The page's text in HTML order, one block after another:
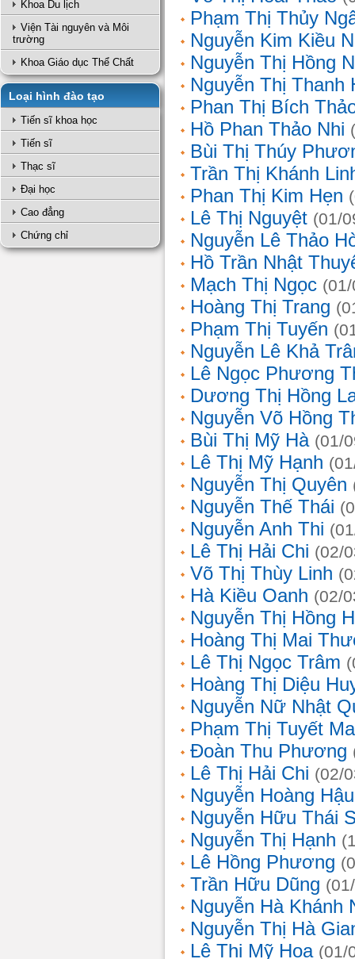
Khoa Du lịch
Viện Tài nguyên và Môi
trường
Khoa Giáo dục Thể Chất
Loại hình đào tạo
Tiến sĩ khoa học
Tiến sĩ
Thạc sĩ
Đại học
Cao đẳng
Chứng chỉ
Phạm Thị Thủy
Nguyễn Kim Kiều
Nguyễn Thị Hồng
Nguyễn Thị Thanh
Phan Thị Bích
Hồ Phan Thảo Nhi
Bùi Thị Thúy
Trần Thị Khánh
Phan Thị Kim Hẹn
Lê Thị Nguyệt (01/
Nguyễn Lê Thảo
Hồ Trần Nhật
Mạch Thị Ngọc
Hoàng Thị Trang
Phạm Thị Tuyến
Nguyễn Lê Khả
Lê Ngọc Phương
Dương Thị Hồng
Nguyễn Võ Hồng
Bùi Thị Mỹ Hà (01/
Lê Thị Mỹ Hạnh
Nguyễn Thị Quyên
Nguyễn Thế Thái
Nguyễn Anh Thi
Lê Thị Hải Chi (02/
Võ Thị Thùy Linh
Hà Kiều Oanh (02/
Nguyễn Thị Hồng
Hoàng Thị Mai
Lê Thị Ngọc Trâm
Hoàng Thị Diệu
Nguyễn Nữ Nhật
Phạm Thị Tuyết
Đoàn Thu Phương
Lê Thị Hải Chi (02/
Nguyễn Hoàng Hậu
Nguyễn Hữu Thái
Nguyễn Thị Hạnh
Lê Hồng Phương
Trần Hữu Dũng
Nguyễn Hà Khánh
Nguyễn Thị Hà
Lê Thị Mỹ Hoa (01/